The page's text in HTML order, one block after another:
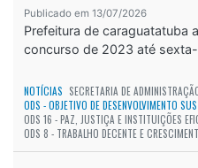
Publicado em 13/07/2026
Prefeitura de caraguatatuba
concurso de 2023 até sexta-
NOTÍCIAS SECRETARIA DE
ODS - OBJETIVO DE DESENVOLVIMENTO
ODS 16 - PAZ, JUSTIÇA E INSTITUIÇÕES
ODS 8 - TRABALHO DECENTE E